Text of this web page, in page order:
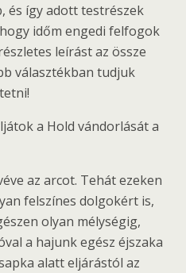
és így adott testrészek
időm engedi felfogok
leírást az össze
választékban tudjuk
a Hold vándorlását a
az arcot. Tehát ezeken
felszínes dolgokért is,
olyan mélységig,
a hajunk egész éjszaka
alatt eljárástól az